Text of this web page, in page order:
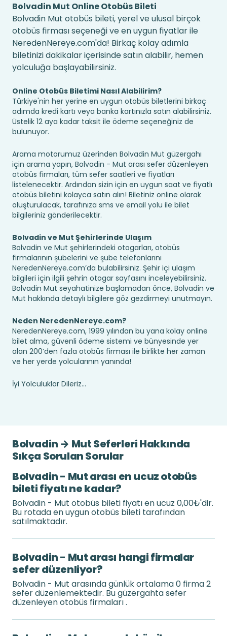
Bolvadin Mut Online Otobüs Bileti
Bolvadin Mut otobüs bileti, yerel ve ulusal birçok
otobüs firması seçeneği ve en uygun fiyatlar ile
NeredenNereye.com'da! Birkaç kolay adımla
biletinizi dakikalar içerisinde satın alabilir, hemen
yolculuğa başlayabilirsiniz.
Online Otobüs Biletimi Nasıl Alabilirim?
Türkiye'nin her yerine en uygun otobüs biletlerini birkaç
adımda kredi kartı veya banka kartınızla satın alabilirsiniz.
Üstelik 12 aya kadar taksit ile ödeme seçeneğiniz de
bulunuyor.
Arama motorumuz üzerinden Bolvadin Mut güzergahı
için arama yapın, Bolvadin - Mut arası sefer düzenleyen
otobüs firmaları, tüm sefer saatleri ve fiyatları
listelenecektir. Ardından sizin için en uygun saat ve fiyatlı
otobüs biletini kolayca satın alın! Biletiniz online olarak
oluşturulacak, tarafınıza sms ve email yolu ile bilet
bilgileriniz gönderilecektir.
Bolvadin ve Mut Şehirlerinde Ulaşım
Bolvadin ve Mut şehirlerindeki otogarları, otobüs
firmalarının şubelerini ve şube telefonlarını
NeredenNereye.com’da bulabilirsiniz. Şehir içi ulaşım
bilgileri için ilgili şehrin otogar sayfasını inceleyebilirsiniz.
Bolvadin Mut seyahatinize başlamadan önce, Bolvadin ve
Mut hakkında detaylı bilgilere göz gezdirmeyi unutmayın.
Neden NeredenNereye.com?
NeredenNereye.com, 1999 yılından bu yana kolay online
bilet alma, güvenli ödeme sistemi ve bünyesinde yer
alan 200’den fazla otobüs firması ile birlikte her zaman
ve her yerde yolcularının yanında!
İyi Yolculuklar Dileriz...
Bolvadin → Mut Seferleri Hakkında
Sıkça Sorulan Sorular
Bolvadin - Mut arası en ucuz otobüs
bileti fiyatı ne kadar?
Bolvadin - Mut otobüs bileti fiyatı en ucuz 0,00₺'dir.
Bu rotada en uygun otobüs bileti tarafından
satılmaktadır.
Bolvadin - Mut arası hangi firmalar
sefer düzenliyor?
Bolvadin - Mut arasında günlük ortalama 0 firma 2
sefer düzenlemektedir. Bu güzergahta sefer
düzenleyen otobüs firmaları .